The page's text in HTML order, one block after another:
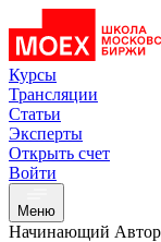
Курсы
Трансляции
Статьи
Эксперты
Открыть счет
Войти
Меню
Начинающий